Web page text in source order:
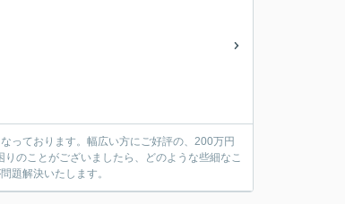
っております。幅広い方にご好評の、200万円
のことがございましたら、どのような些細なこ
題解決いたします。